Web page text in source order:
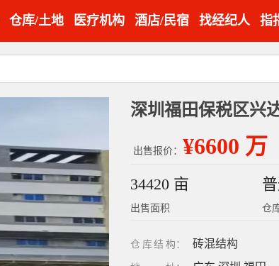
仓库/土地 医疗机构 酒店/民宿 找经纪人 指
深圳福田保税区兴
出售报价： ¥6600 万
34420 亩
出售面积 仓
仓库结构 ： 砖混结构